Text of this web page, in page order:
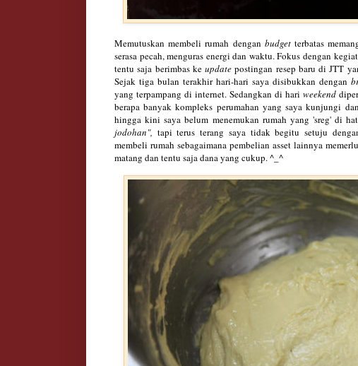
Memutuskan membelirumah dengan budget terbatas
serasa pecah, menguras energi dan waktu. Fokus dengan ke
tentu saja berimbas ke update postingan resep baru di JTT
Sejak tiga bulan terakhir hari-hari saya disibukkan dengan
yang terpampang di internet. Sedangkan di hari weekend di
berapa banyakkompleks perumahan yangsayakunjungi dan
hingga kini saya belum menemukan rumah yang 'sreg' di
jodohan", tapi terus terang saya tidak begitu setuju den
membeli rumah sebagaimana pembelian asset lainnya
matang dan tentu saja danayang cukup. ^_^